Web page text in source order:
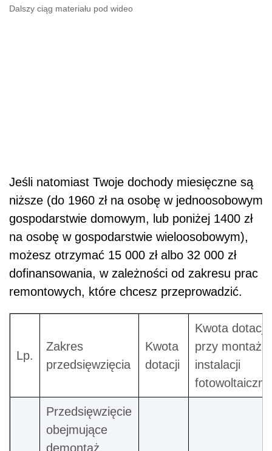
Dalszy ciąg materiału pod wideo
Jeśli natomiast Twoje dochody miesięczne są
niższe (do 1960 zł na osobę w jednoosobowym
gospodarstwie domowym, lub poniżej 1400 zł
na osobę w gospodarstwie wieloosobowym),
możesz otrzymać 15 000 zł albo 32 000 zł
dofinansowania, w zależności od zakresu prac
remontowych, które chcesz przeprowadzić.
Lp.
Zakres
przedsięwzięcia
Kwota
dotacji
Kwota dotacji
przy montażu
instalacji
Przedsięwzięcie
obejmujące
demontaż